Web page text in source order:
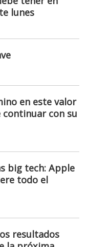
lunes
en este valor
con su
big tech: Apple
todo el
resultados